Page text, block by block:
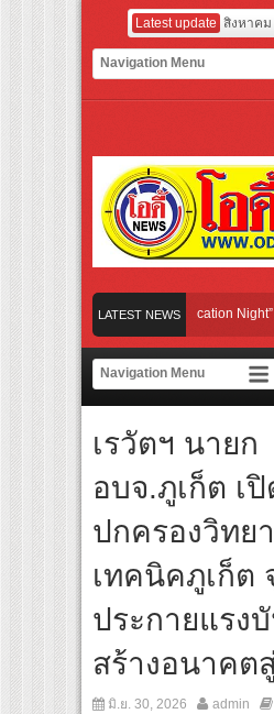
Latest update สิงหาคม
LATEST NEWS
Communication Night” สุดยิ่งใหญ่
ะแอโรบิกสุดมันส์ ในกิจกรรม “EM-ROBIC
สุดแห่งปีจาก NUUI Starathon 8.8 “บอส-โน
เกมใหม่ในวงการการศึกษา เปิดตัว “SCA
อดการลงทุนในธุรกิจการศึกษา
เส้นทางจาการ์ตา-กรุงเทพฯ เสริม Air
Communication Night” สุดยิ่งใหญ่
เรวัตฯ นายก
อบจ.ภูเก็ต เ
ปกครองวิทย
เทคนิคภูเก็ต
ประกายแรง
สร้างอนาคต
มิ.ย. 30, 2026 admin